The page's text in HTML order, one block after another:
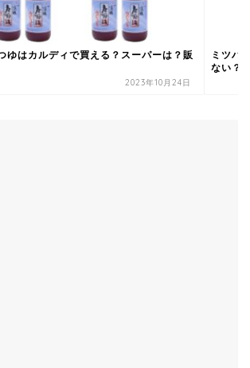
ゆはカルディで買える？スーパーは？販
2023年10月24日
ミツハ
ない？